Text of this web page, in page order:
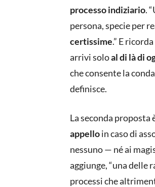
processo indiziario.
persona, specie per
certissime.” E ricorda
arrivi soloal di là di
che consente la
definisce.
La seconda proposta
appelloin caso di
nessuno — né ai
aggiunge, “una delle
processi che